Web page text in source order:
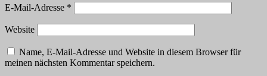
E-Mail-Adresse *
Website
Name, E-Mail-Adresse und Website in diesem Browser für
meinen nächsten Kommentar speichern.